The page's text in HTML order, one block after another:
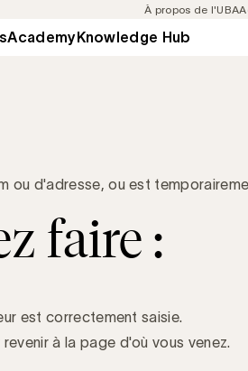
AcademyKnowledge Hub
Meta
navigation
À propos de l'UBA
ou d'adresse, ou est
faire :
est correctement saisie.
à la page d'où vous venez.